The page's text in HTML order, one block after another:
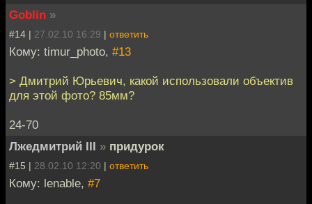
Goblin »
#14 | 27.02.10 16:29 | ответить
Кому: timur_photo, #13
> Дмитрий Юрьевич, какой использовали объектив
для этой фото? 85мм?
24-70
Лжедмитрий III » придурок
#15 | 28.02.10 12:20 | ответить
Кому: lenable, #7